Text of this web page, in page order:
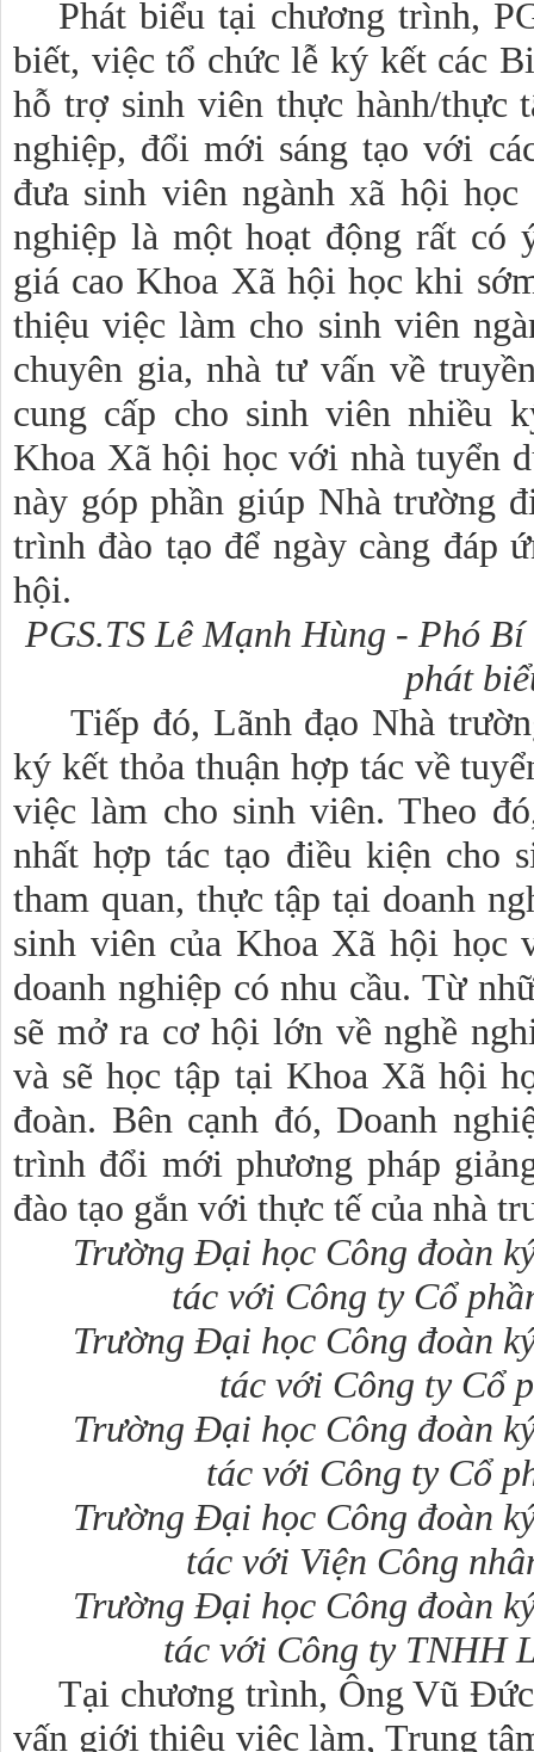
Phát biểu tại chương trình,
biết, việc tổ chức lễ ký kết các
hỗ trợ sinh viên thực hành/thực
nghiệp, đổi mới sáng tạo với
đưa sinh viên ngành xã hội
nghiệp là một hoạt động rất có
giá cao Khoa Xã hội học khi
thiệu việc làm cho sinh viên
chuyên gia, nhà tư vấn về
cung cấp cho sinh viên nhiều
Khoa Xã hội học với nhà tuyển
này góp phần giúp Nhà trường
trình đào tạo để ngày càng đáp
hội.
PGS.TS Lê Mạnh Hùng - Phó
phát
Tiếp đó, Lãnh đạo Nhà
ký kết thỏa thuận hợp tác về
việc làm cho sinh viên. Theo
nhất hợp tác tạo điều kiện cho
tham quan, thực tập tại doanh
sinh viên của Khoa Xã hội học
doanh nghiệp có nhu cầu. Từ
sẽ mở ra cơ hội lớn về nghề
và sẽ học tập tại Khoa Xã hội
đoàn. Bên cạnh đó, Doanh
trình đổi mới phương pháp
đào tạo gắn với thực tế của nhà
Trường Đại học Công đoàn
tác với Công ty Cổ
Trường Đại học Công đoàn
tác với Công ty Cổ
Trường Đại học Công đoàn
tác với Công ty Cổ
Trường Đại học Công đoàn
tác với Viện Công
Trường Đại học Công đoàn
tác với Công ty TNHH
Tại chương trình, Ông Vũ
vấn giới thiệu việc làm, Trung